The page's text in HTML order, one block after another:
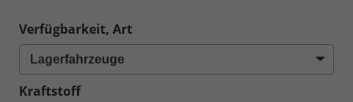
Verfügbarkeit, Art
Kraftstoff